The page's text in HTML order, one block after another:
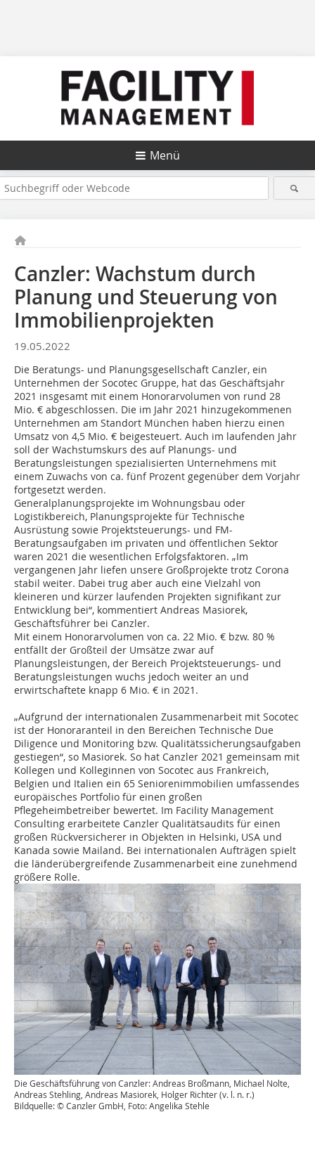
Menü
Canzler: Wachstum durch
Planung und Steuerung von
Immobilienprojekten
19.05.2022
Die Beratungs- und Planungsgesellschaft Canzler, ein
Unternehmen der Socotec Gruppe, hat das Geschäftsjahr
2021 insgesamt mit einem Honorarvolumen von rund 28
Mio. € abgeschlossen. Die im Jahr 2021 hinzugekommenen
Unternehmen am Standort München haben hierzu einen
Umsatz von 4,5 Mio. € beigesteuert. Auch im laufenden Jahr
soll der Wachstumskurs des auf Planungs- und
Beratungsleistungen spezialisierten Unternehmens mit
einem Zuwachs von ca. fünf Prozent gegenüber dem Vorjahr
fortgesetzt werden.
Generalplanungsprojekte im Wohnungsbau oder
Logistikbereich, Planungsprojekte für Technische
Ausrüstung sowie Projektsteuerungs- und FM-
Beratungsaufgaben im privaten und öffentlichen Sektor
waren 2021 die wesentlichen Erfolgsfaktoren. „Im
vergangenen Jahr liefen unsere Großprojekte trotz Corona
stabil weiter. Dabei trug aber auch eine Vielzahl von
kleineren und kürzer laufenden Projekten signifikant zur
Entwicklung bei“, kommentiert Andreas Masiorek,
Geschäftsführer bei Canzler.
Mit einem Honorarvolumen von ca. 22 Mio. € bzw. 80 %
entfällt der Großteil der Umsätze zwar auf
Planungsleistungen, der Bereich Projektsteuerungs- und
Beratungsleistungen wuchs jedoch weiter an und
erwirtschaftete knapp 6 Mio. € in 2021.
„Aufgrund der internationalen Zusammenarbeit mit Socotec
ist der Honoraranteil in den Bereichen Technische Due
Diligence und Monitoring bzw. Qualitätssicherungsaufgaben
gestiegen“, so Masiorek. So hat Canzler 2021 gemeinsam mit
Kollegen und Kolleginnen von Socotec aus Frankreich,
Belgien und Italien ein 65 Seniorenimmobilien umfassendes
europäisches Portfolio für einen großen
Pflegeheimbetreiber bewertet. Im Facility Management
Consulting erarbeitete Canzler Qualitätsaudits für einen
großen Rückversicherer in Objekten in Helsinki, USA und
Kanada sowie Mailand. Bei internationalen Aufträgen spielt
die länderübergreifende Zusammenarbeit eine zunehmend
größere Rolle.
Die Geschäftsführung von Canzler: Andreas Broßmann, Michael Nolte,
Andreas Stehling, Andreas Masiorek, Holger Richter (v. l. n. r.)
Bildquelle: © Canzler GmbH, Foto: Angelika Stehle